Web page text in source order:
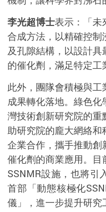
李光超博士表示：「未
合成方法，以精確控
及孔隙結構，以設計
的催化劑，滿足特定工
此外，團隊會積極與
成果轉化落地。綠色
灣技術創新研究院的
助研究院的龐大網絡
企業合作，攜手推動
催化劑的商業應用。
SSNMR設施，也將引
首部「動態核極化
儀」，進一步提升研究